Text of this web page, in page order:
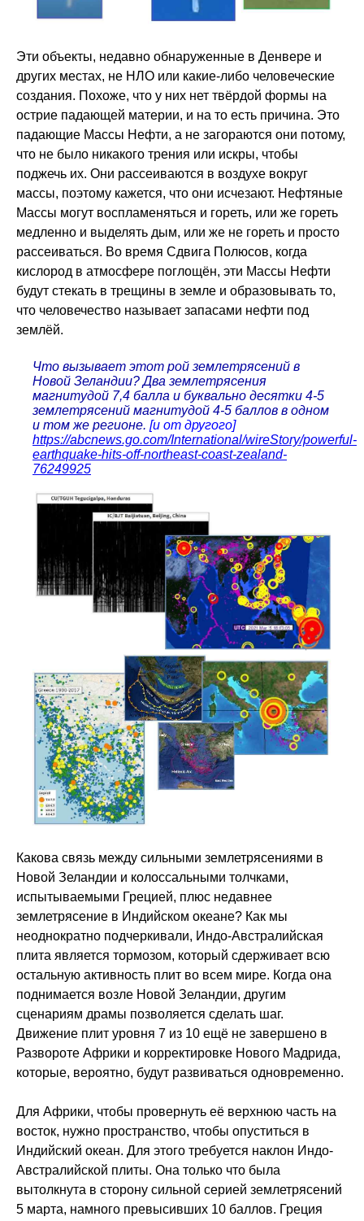
Эти объекты, недавно обнаруженные в Денвере и
других местах, не НЛО или какие-либо человеческие
создания. Похоже, что у них нет твёрдой формы на
острие падающей материи, и на то есть причина. Это
падающие Массы Нефти, а не загораются они потому,
что не было никакого трения или искры, чтобы
поджечь их. Они рассеиваются в воздухе вокруг
массы, поэтому кажется, что они исчезают. Нефтяные
Массы могут воспламеняться и гореть, или же гореть
медленно и выделять дым, или же не гореть и просто
рассеиваться. Во время Сдвига Полюсов, когда
кислород в атмосфере поглощён, эти Массы Нефти
будут стекать в трещины в земле и образовывать то,
что человечество называет запасами нефти под
землёй.
Что вызывает этот рой землетрясений в
Новой Зеландии? Два землетрясения
магнитудой 7,4 балла и буквально десятки 4-5
землетрясений магнитудой 4-5 баллов в одном
и том же регионе. [и от другого]
https://abcnews.go.com/International/wireStory/powerful-
earthquake-hits-off-northeast-coast-zealand-
76249925
Какова связь между сильными землетрясениями в
Новой Зеландии и колоссальными толчками,
испытываемыми Грецией, плюс недавнее
землетрясение в Индийском океане? Как мы
неоднократно подчеркивали, Индо-Австралийская
плита является тормозом, который сдерживает всю
остальную активность плит во всем мире. Когда она
поднимается возле Новой Зеландии, другим
сценариям драмы позволяется сделать шаг.
Движение плит уровня 7 из 10 ещё не завершено в
Развороте Африки и корректировке Нового Мадрида,
которые, вероятно, будут развиваться одновременно.
Для Африки, чтобы провернуть её верхнюю часть на
восток, нужно пространство, чтобы опуститься в
Индийский океан. Для этого требуется наклон Индо-
Австралийской плиты. Она только что была
вытолкнута в сторону сильной серией землетрясений
5 марта, намного превысивших 10 баллов. Греция